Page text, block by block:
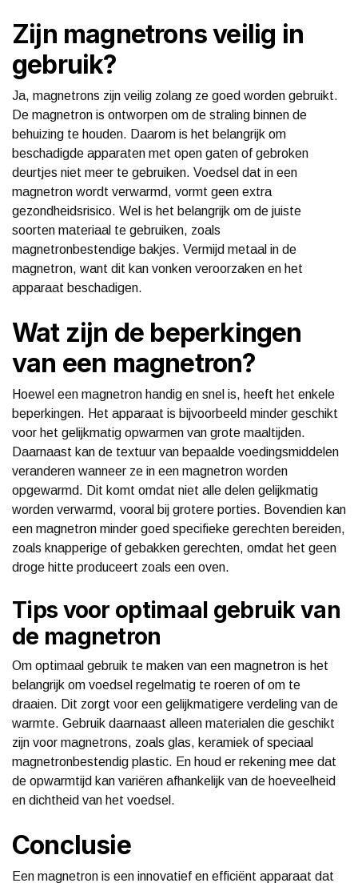
Zijn magnetrons veilig in
gebruik?
Ja, magnetrons zijn veilig zolang ze goed worden gebruikt.
De magnetron is ontworpen om de straling binnen de
behuizing te houden. Daarom is het belangrijk om
beschadigde apparaten met open gaten of gebroken
deurtjes niet meer te gebruiken. Voedsel dat in een
magnetron wordt verwarmd, vormt geen extra
gezondheidsrisico. Wel is het belangrijk om de juiste
soorten materiaal te gebruiken, zoals
magnetronbestendige bakjes. Vermijd metaal in de
magnetron, want dit kan vonken veroorzaken en het
apparaat beschadigen.
Wat zijn de beperkingen
van een magnetron?
Hoewel een magnetron handig en snel is, heeft het enkele
beperkingen. Het apparaat is bijvoorbeeld minder geschikt
voor het gelijkmatig opwarmen van grote maaltijden.
Daarnaast kan de textuur van bepaalde voedingsmiddelen
veranderen wanneer ze in een magnetron worden
opgewarmd. Dit komt omdat niet alle delen gelijkmatig
worden verwarmd, vooral bij grotere porties. Bovendien kan
een magnetron minder goed specifieke gerechten bereiden,
zoals knapperige of gebakken gerechten, omdat het geen
droge hitte produceert zoals een oven.
Tips voor optimaal gebruik van
de magnetron
Om optimaal gebruik te maken van een magnetron is het
belangrijk om voedsel regelmatig te roeren of om te
draaien. Dit zorgt voor een gelijkmatigere verdeling van de
warmte. Gebruik daarnaast alleen materialen die geschikt
zijn voor magnetrons, zoals glas, keramiek of speciaal
magnetronbestendig plastic. En houd er rekening mee dat
de opwarmtijd kan variëren afhankelijk van de hoeveelheid
en dichtheid van het voedsel.
Conclusie
Een magnetron is een innovatief en efficiënt apparaat dat